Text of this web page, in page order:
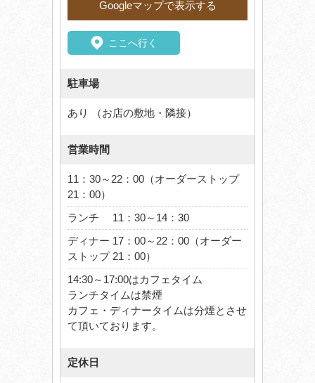
Googleマップで表示する
ここへ行く
駐車場
あり （お店の敷地・隣接）
営業時間
11：30～22：00（オーダーストップ
21：00）
ランチ 11：30～14：30
ディナー 17：00～22：00（オーダー
ストップ 21：00）
14:30～17:00はカフェタイム
ランチタイムは禁煙
カフェ・ディナータイムは分煙とさせ
て頂いております。
定休日